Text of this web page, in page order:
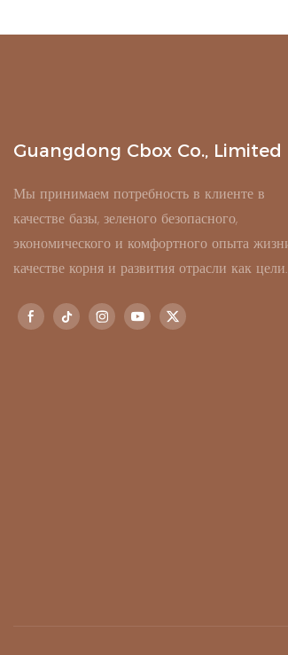
Guangdong Cbox Co., Limited
Мы принимаем потребность в клиенте в
качестве базы, зеленого безопасного,
экономического и комфортного опыта
качестве корня и развития отрасли как цели.